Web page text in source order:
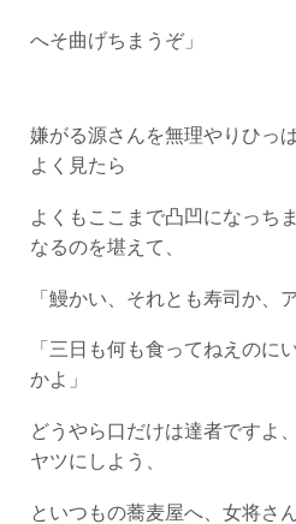
へそ曲げちまうぞ」
嫌がる源さんを無理やりひっ
よく見たら
よくもここまで凸凹になっち
なるのを堪えて、
「鰻かい、それとも寿司か、
「三日も何も食ってねえのに
かよ」
どうやら口だけは達者ですよ
ヤツにしよう、
といつもの蕎麦屋へ、女将さ